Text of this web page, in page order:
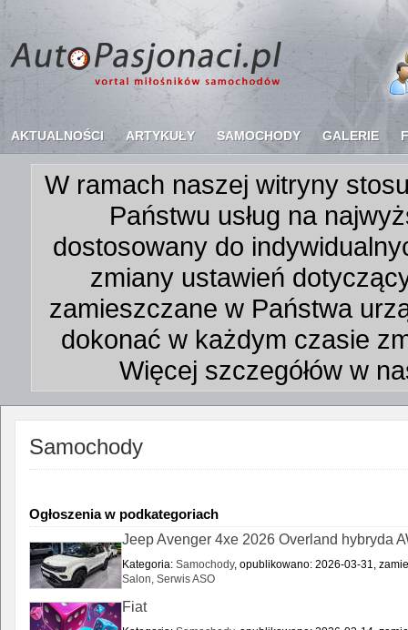
AKTUALNOŚCI ARTYKUŁY SAMOCHODY GALERIE
W ramach naszej witryny
Państwu usług na
dostosowany do
zmiany ustawień
zamieszczane w Państwa
dokonać w każdym czasie
Więcej szczegółów w
Samochody
Ogłoszenia w podkategoriach
Jeep Avenger 4xe 2026 Overland hybryda
Kategoria: Samochody, opublikowano: 2026-03-31,
Salon, Serwis ASO
Fiat